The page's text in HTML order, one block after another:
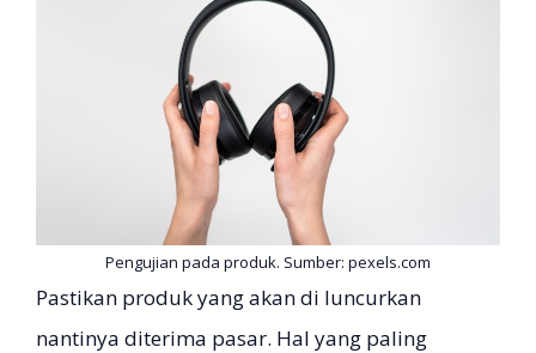
Pengujian pada produk. Sumber: pexels.com
Pastikan produk yang akan di luncurkan
nantinya diterima pasar. Hal yang paling